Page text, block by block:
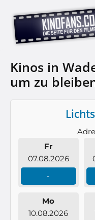
Kinos in
um zu
Fr
07.08.2026
-
Mo
10.08.2026